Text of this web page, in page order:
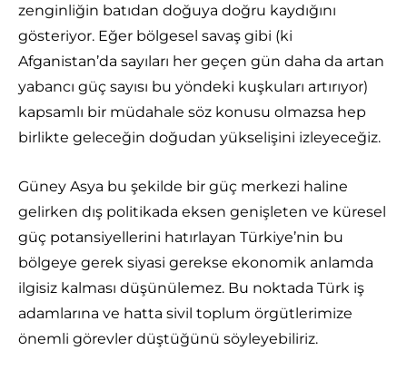
zenginliğin batıdan doğuya doğru kaydığını
gösteriyor. Eğer bölgesel savaş gibi (ki
Afganistan’da sayıları her geçen gün daha da artan
yabancı güç sayısı bu yöndeki kuşkuları artırıyor)
kapsamlı bir müdahale söz konusu olmazsa hep
birlikte geleceğin doğudan yükselişini izleyeceğiz.
Güney Asya bu şekilde bir güç merkezi haline
gelirken dış politikada eksen genişleten ve küresel
güç potansiyellerini hatırlayan Türkiye’nin bu
bölgeye gerek siyasi gerekse ekonomik anlamda
ilgisiz kalması düşünülemez. Bu noktada Türk iş
adamlarına ve hatta sivil toplum örgütlerimize
önemli görevler düştüğünü söyleyebiliriz.